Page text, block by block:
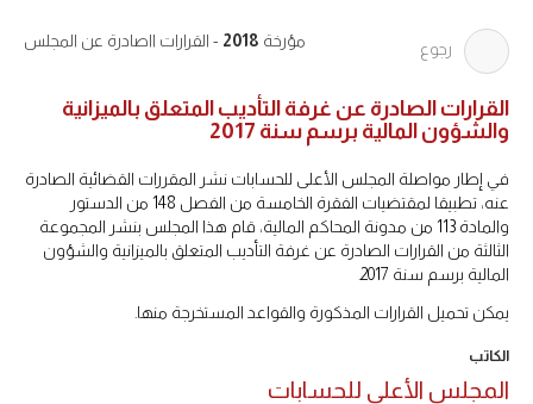
رجوع مؤرخة 2018 - القرارات ااصادرة عن المجلس
القرارات الصادرة عن غرفة التأديب المتعلق بالميزانية
والشؤون المالية برسم سنة 2017
في إطار مواصلة المجلس الأعلى للحسابات نشر المقررات القضائية الصادرة
عنه، تطبيقا لمقتضيات الفقرة الخامسة من الفصل 148 من الدستور
والمادة 113 من مدونة المحاكم المالية، قام هذا المجلس بنشر المجموعة
الثالثة من القرارات الصادرة عن غرفة التأديب المتعلق بالميزانية والشؤون
المالية برسم سنة 2017.
يمكن تحميل القرارات المذكورة والقواعد المستخرجة منها.
الكاتب
المجلس الأعلى للحسابات